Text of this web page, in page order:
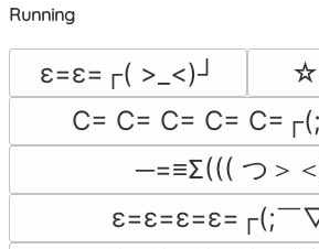
Running
ε=ε=┌( >_<)┘
☆
C= C= C= C=
─=≡Σ((( つ＞
ε=ε=ε=ε=┌(;￣